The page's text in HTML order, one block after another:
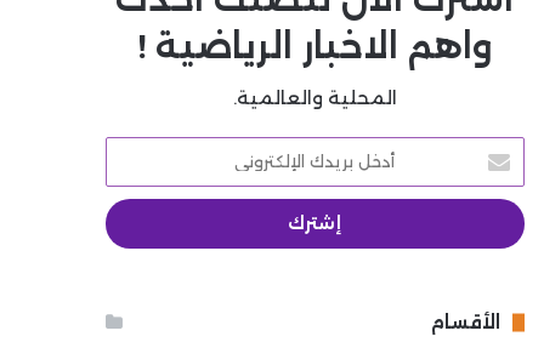
واهم الاخبار الرياضية !
المحلية والعالمية.
أدخل
بريدك
الإلكتروني
الأقسام